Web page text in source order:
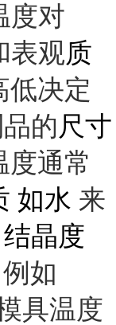
度对
表观质
低决定
的 尺寸
度通常
如水 来
结晶度
如
具温度